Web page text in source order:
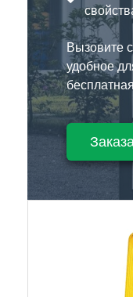
Вызовите
удобное